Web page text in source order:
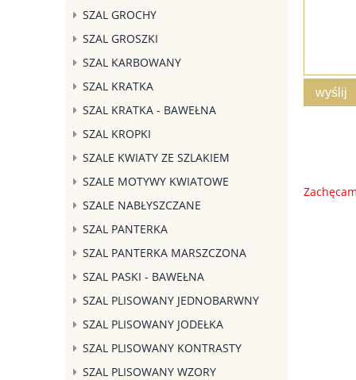
SZAL GROCHY
SZAL GROSZKI
SZAL KARBOWANY
SZAL KRATKA
SZAL KRATKA - BAWEŁNA
SZAL KROPKI
SZALE KWIATY ZE SZLAKIEM
SZALE MOTYWY KWIATOWE
SZALE NABŁYSZCZANE
SZAL PANTERKA
SZAL PANTERKA MARSZCZONA
SZAL PASKI - BAWEŁNA
SZAL PLISOWANY JEDNOBARWNY
SZAL PLISOWANY JODEŁKA
SZAL PLISOWANY KONTRASTY
SZAL PLISOWANY WZORY
wyślij